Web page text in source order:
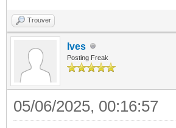
Trouver
Ives
Posting Freak
05/06/2025, 00:16:57